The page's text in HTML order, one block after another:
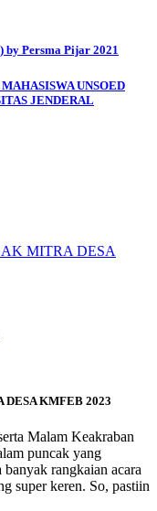
Persma Pijar 2021
UNSOED
JENDERAL
KMFEB 2023
Malam Keakraban
puncak yang
rangkaian acara
super keren. So, pastiin